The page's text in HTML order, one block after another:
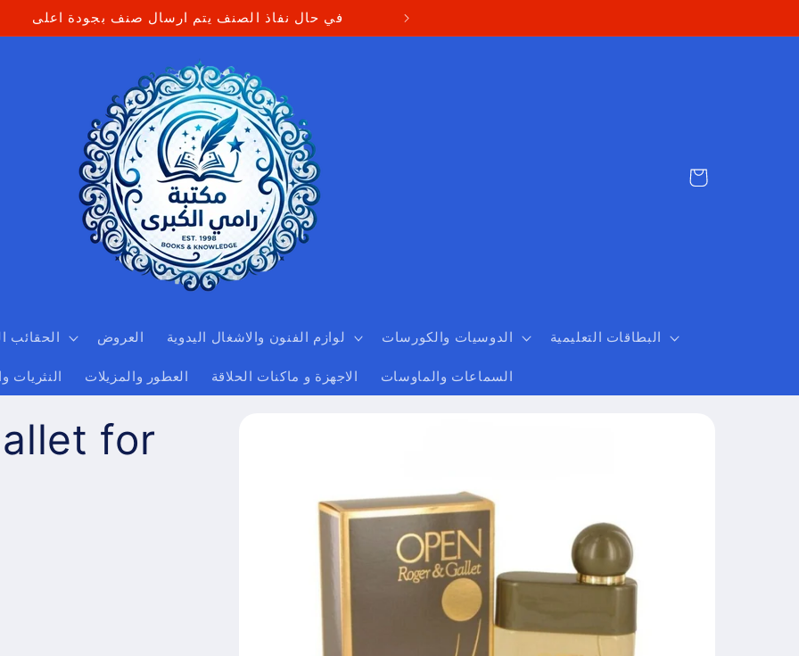
في حال نفاذ الصنف يتم ارسال صنف بجودة اعلى
الحقائب العروض لوازم الفنون والاشغال اليدوية الدوسيات والكورسات البطاقات التعليمية
النثريات العطور والمزيلات الاجهزة و ماكنات الحلاقة السماعات والماوسات
Cart
for